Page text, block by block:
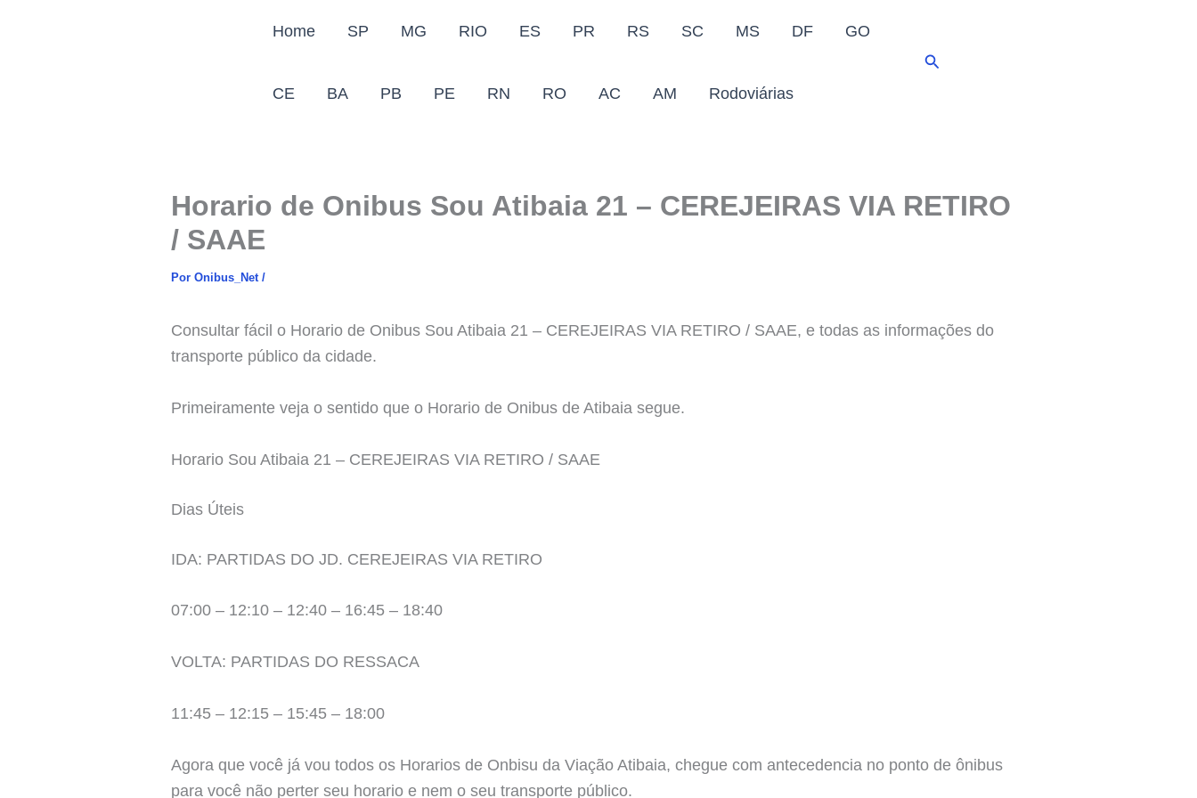
Home SP MG RIO ES PR RS SC MS DF GO
CE BA PB PE RN RO AC AM Rodoviárias
Pesquisar
Horario de Onibus Sou Atibaia 21 – CEREJEIRAS VIA RETIRO
/ SAAE
Por Onibus_Net /
Consultar fácil o Horario de Onibus Sou Atibaia 21 – CEREJEIRAS VIA RETIRO / SAAE, e todas as informações do
transporte público da cidade.
Primeiramente veja o sentido que o Horario de Onibus de Atibaia segue.
Horario Sou Atibaia 21 – CEREJEIRAS VIA RETIRO / SAAE
Dias Úteis
IDA: PARTIDAS DO JD. CEREJEIRAS VIA RETIRO
07:00 – 12:10 – 12:40 – 16:45 – 18:40
VOLTA: PARTIDAS DO RESSACA
11:45 – 12:15 – 15:45 – 18:00
Agora que você já vou todos os Horarios de Onbisu da Viação Atibaia, chegue com antecedencia no ponto de ônibus
para você não perter seu horario e nem o seu transporte público.